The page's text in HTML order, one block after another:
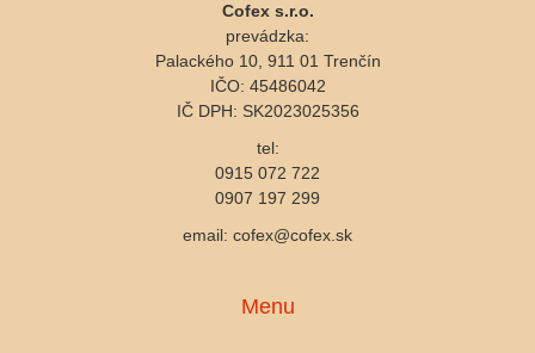
Cofex s.r.o.
prevádzka:
Palackého 10, 911 01 Trenčín
IČO: 45486042
IČ DPH: SK2023025356
tel:
0915 072 722
0907 197 299
email: cofex@cofex.sk
Menu